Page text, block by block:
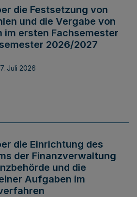
die Festsetzung von
und die Vergabe von
im ersten Fachsemester
2026/2027
Juli 2026
die Einrichtung des
der Finanzverwaltung
und die
Aufgaben im